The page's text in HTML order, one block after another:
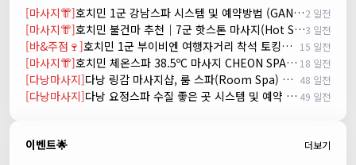
[마사지👘] 호치민 1군 강남스파 시스템 및 예약방법 (GANGNAM SPA)2 일전
[마사지👘] 호치민 불건마 추천｜7군 핫스톤 마사지(Hot Stone massage)3 일전
[바&주점🍷] 호치민 1군 부이비엔 여행자거리 착석 토킹바 놀이터 (NORITER LOUNGE) 15 일전
[마사지👘] 호치민 체온스파 38.5ºC 마사지 CHEON SPA Massage 18 일전
[다낭마사지] 다낭 링감 마사지샵, 룸 스파(Room Spa) 예약 48 일전
[다낭마사지] 다낭 요정스파 수질 좋은 곳 시스템 및 예약 방법 49 일전
이벤트🌟 더보기